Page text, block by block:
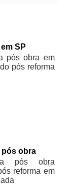
SP
pós obra em
pós reforma
pós obra
pós obra
reforma em